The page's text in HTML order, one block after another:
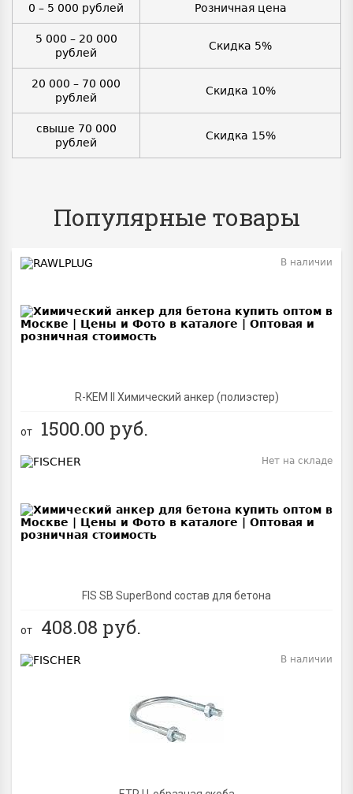
0 – 5 000 рублей Розничная цена
5 000 – 20 000
рублей
Скидка 5%
20 000 – 70 000
рублей
Скидка 10%
свыше 70 000
рублей
Скидка 15%
Популярные товары
R-KEM II Химический анкер (полиэстер)
В наличии
от 1500.00 руб.
FIS SB SuperBond состав для бетона
Нет на складе
от 408.08 руб.
В наличии